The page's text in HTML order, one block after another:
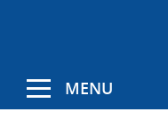
MENU